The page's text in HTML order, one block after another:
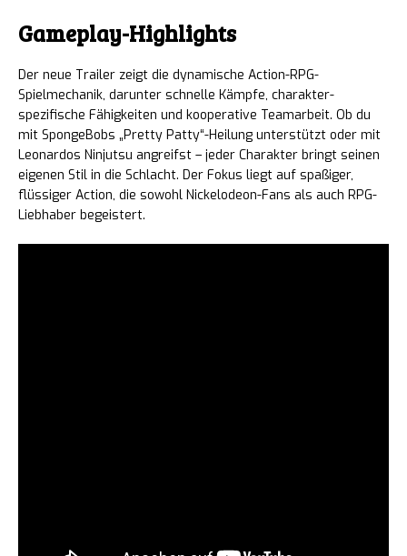
Gameplay-Highlights
Der neue Trailer zeigt die dynamische Action-RPG-
Spielmechanik, darunter schnelle Kämpfe, charakter-
spezifische Fähigkeiten und kooperative Teamarbeit. Ob du
mit SpongeBobs „Pretty Patty“-Heilung unterstützt oder mit
Leonardos Ninjutsu angreifst – jeder Charakter bringt seinen
eigenen Stil in die Schlacht. Der Fokus liegt auf spaßiger,
flüssiger Action, die sowohl Nickelodeon-Fans als auch RPG-
Liebhaber begeistert.